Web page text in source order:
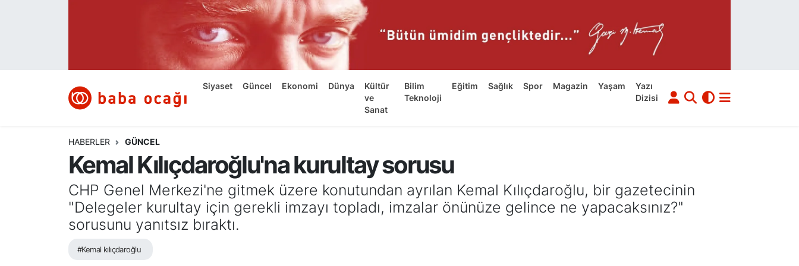
Siyaset Güncel Ekonomi Dünya
Kültür
ve
Sanat
Bilim
Teknoloji
Eğitim Sağlık Spor Magazin Yaşam
Yazı
Dizisi
HABERLER GÜNCEL
Kemal Kılıçdaroğlu'na kurultay sorusu
CHP Genel Merkezi'ne gitmek üzere konutundan ayrılan Kemal Kılıçdaroğlu, bir gazetecinin
"Delegeler kurultay için gerekli imzayı topladı, imzalar önünüze gelince ne yapacaksınız?"
sorusunu yanıtsız bıraktı.
#Kemal kılıçdaroğlu
Ekonomi
Kültür ve Sanat
Bilim ve Teknoloji
Namaz Vakitleri
Trafik Durumu
Süper Lig Puan Durumu ve Fikstür
Tüm Manşetler
Son Dakika Haberleri